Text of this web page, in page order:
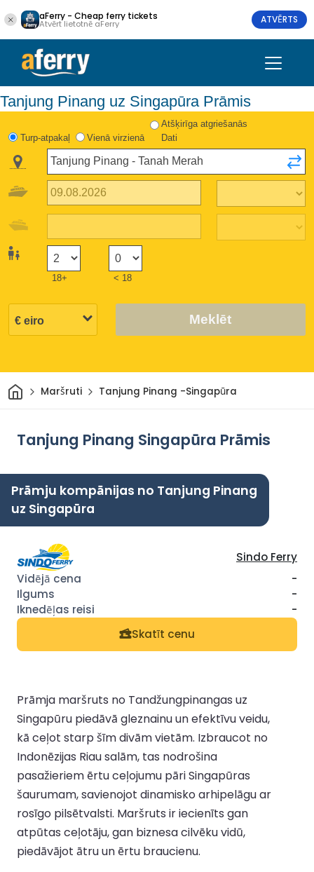
aFerry - Cheap ferry tickets
Atvērt lietotnē aFerry ATVĒRTS
Tanjung Pinang uz Singapūra Prāmis
Turp-atpakaļ Vienā virzienā
Atšķirīga atgriešanās
Dati
18+ < 18
Meklēt
Sākums
Maršruti Tanjung Pinang -Singapūra
Tanjung Pinang Singapūra Prāmis
Prāmju kompānijas no Tanjung Pinang
uz Singapūra
Sindo Ferry
-
-
-
Skatīt cenu
Prāmja maršruts no Tandžungpinangas uz
Singapūru piedāvā gleznainu un efektīvu veidu,
kā ceļot starp šīm divām vietām. Izbraucot no
Indonēzijas Riau salām, tas nodrošina
pasažieriem ērtu ceļojumu pāri Singapūras
šaurumam, savienojot dinamisko arhipelāgu ar
rosīgo pilsētvalsti. Maršruts ir iecienīts gan
atpūtas ceļotāju, gan biznesa cilvēku vidū,
piedāvājot ātru un ērtu braucienu.